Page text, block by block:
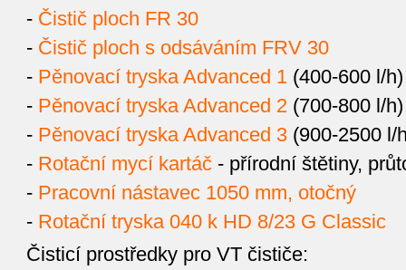
- Čistič ploch FR 30
- Čistič ploch s odsáváním FRV 30
- Pěnovací tryska Advanced 1 (400-600 l/h)
- Pěnovací tryska Advanced 2(700-800 l/h)
- Pěnovací tryska Advanced 3(900-2500 l/
- Rotační mycí kartáč- přírodní štětiny,
- Pracovní nástavec 1050 mm, otočný
- Rotační tryska 040 k HD 8/23 G Classic
Čisticí prostředky pro VT čističe: